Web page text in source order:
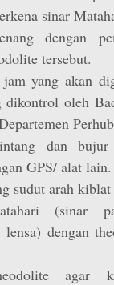
sinar
dengan
tersebut.
yang akan
dikontrol oleh
dan
GPS/ alat lain.
sudut arah
(sinar
lensa) dengan
agar